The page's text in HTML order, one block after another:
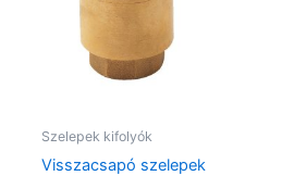
Szelepek kifolyók
Visszacsapó szelepek